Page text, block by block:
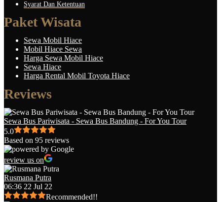
Syarat Dan Ketentuan
Paket Wisata
Sewa Mobil Hiace
Mobil Hiace Sewa
Harga Sewa Mobil Hiace
Sewa Hiace
Harga Rental Mobil Toyota Hiace
Reviews
Sewa Bus Pariwisata - Sewa Bus Bandung - For You Tour
5.0
Based on 95 reviews
review us on
Rusmana Putra
06:36 22 Jul 22
Recommended!!